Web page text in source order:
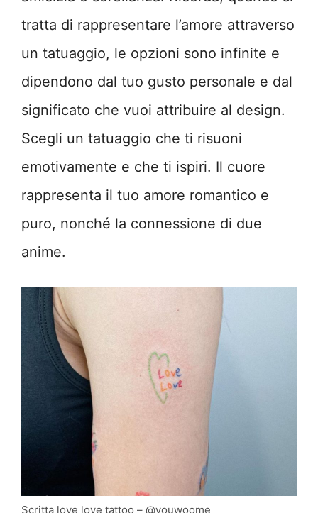
tratta di rappresentare l’amore attraverso
un tatuaggio, le opzioni sono infinite e
dipendono dal tuo gusto personale e dal
significato che vuoi attribuire al design.
Scegli un tatuaggio che ti risuoni
emotivamente e che ti ispiri. Il cuore
rappresenta il tuo amore romantico e
puro, nonché la connessione di due
anime.
Scritta love love tattoo – @youwoome